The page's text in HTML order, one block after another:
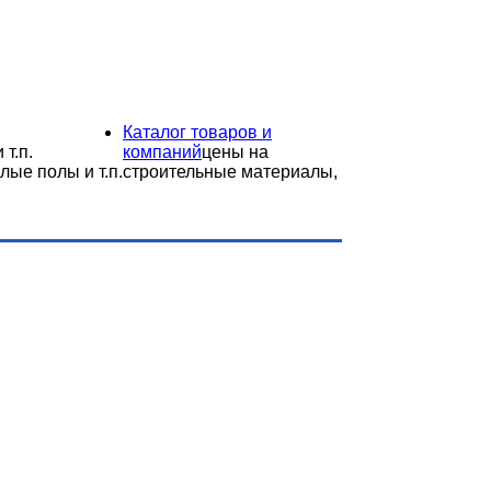
т.п.
полы и т.п.
Каталог товаров и
компанийцены на
строительные материалы,